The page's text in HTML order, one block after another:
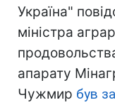
Україна"
міністра
апарату
Чужмир був